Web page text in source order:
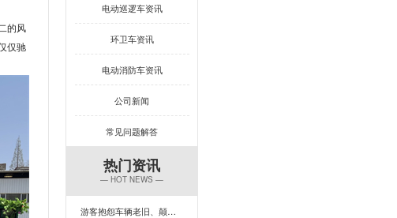
的风
仅驰
电动巡逻车资讯
环卫车资讯
电动消防车资讯
公司新闻
常见问题解答
热门资讯
— HOT NEWS —
游客抱怨车辆老旧、颠簸？一台让景区复购率飙升的观光车来了！